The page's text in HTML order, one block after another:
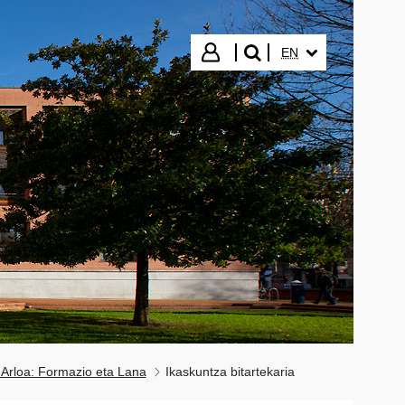
Login
search"
SELECTED
EN
Formazio eta Lana Ikaskuntza bitartekaria